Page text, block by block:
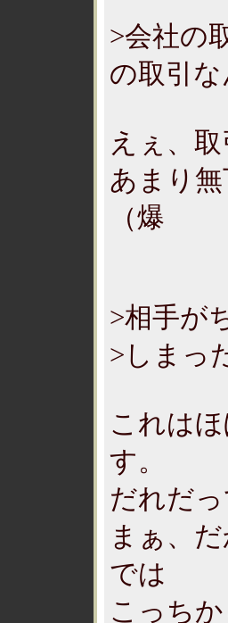
>会社の
の取引
えぇ、
あまり
（爆
>相手が
>しまっ
これは
す。
だれだ
まぁ、
では
こっち